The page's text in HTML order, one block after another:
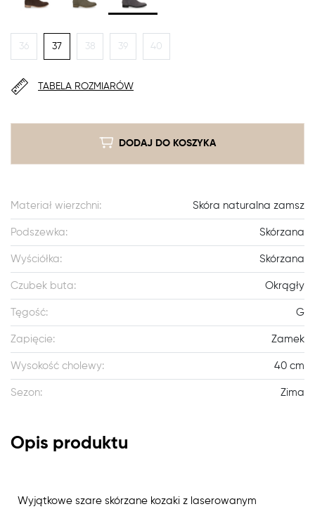
36 37 38 39 40
TABELA ROZMIARÓW
DODAJ DO KOSZYKA
Materiał wierzchni: Skóra naturalna zamsz
Podszewka: Skórzana
Wyściółka: Skórzana
Czubek buta: Okrągły
Tęgość: G
Zapięcie: Zamek
Wysokość cholewy: 40 cm
Sezon: Zima
Opis produktu
Wyjątkowe szare skórzane kozaki z laserowanym